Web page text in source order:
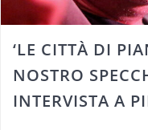
‘LE CITTÀ DI
NOSTRO
INTERVISTA A